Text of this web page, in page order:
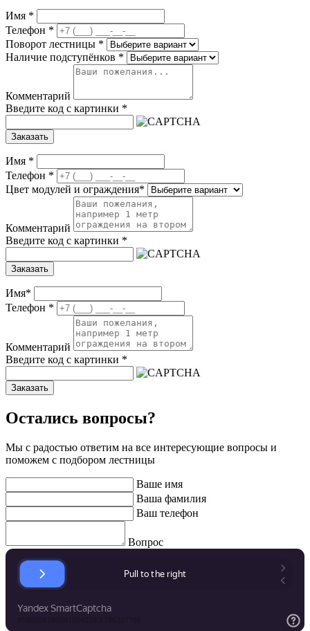
Имя *
Телефон *
Поворот лестницы *
Наличие подступёнков *
Комментарий
Введите код с картинки *
Заказать
Имя *
Телефон *
Цвет модулей и ограждения*
Комментарий
Введите код с картинки *
Заказать
Имя*
Телефон *
Комментарий
Введите код с картинки *
Заказать
Остались вопросы?
Мы с радостью ответим на все интересующие вопросы и
поможем с подбором лестницы
Ваше имя
Ваша фамилия
Ваш телефон
Вопрос